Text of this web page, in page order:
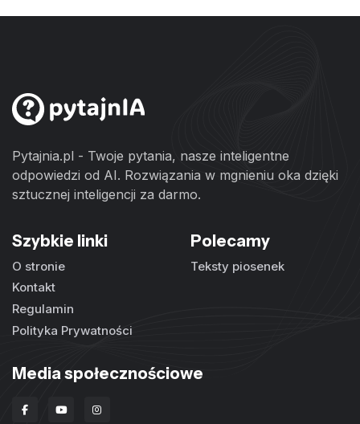
Pytajnia.pl - Twoje pytania, nasze inteligentne
odpowiedzi od AI. Rozwiązania w mgnieniu oka dzięki
sztucznej inteligencji za darmo.
Szybkie linki
O stronie
Kontakt
Regulamin
Polityka Prywatności
Polecamy
Teksty piosenek
Media społecznościowe